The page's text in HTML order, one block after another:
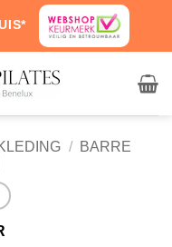
/
BARRE